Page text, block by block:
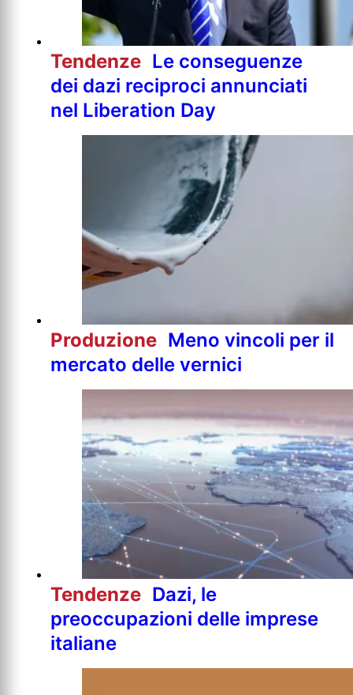
Tendenze Le conseguenze
dei dazi reciproci annunciati
nel Liberation Day
Produzione Meno vincoli per il
mercato delle vernici
Tendenze Dazi, le
preoccupazioni delle imprese
italiane